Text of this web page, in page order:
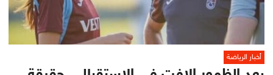
أخبار الرياضة